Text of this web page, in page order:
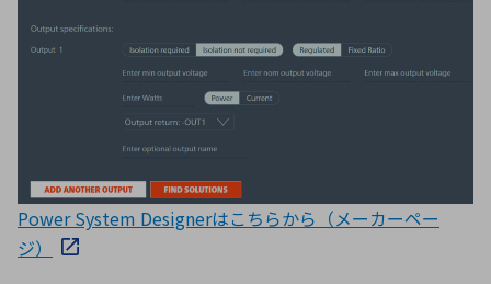
Power System Designerはこちらから（メーカーペー
ジ）